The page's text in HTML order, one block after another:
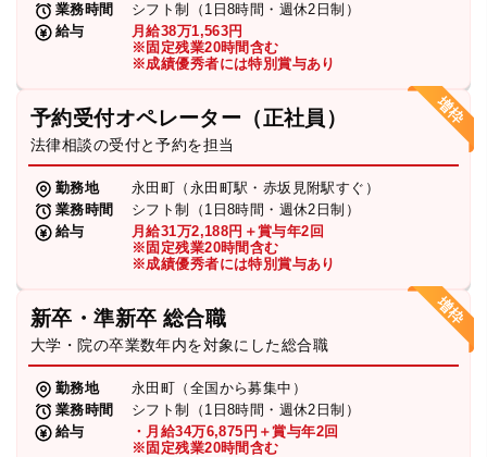
業務時間
シフト制（1日8時間・週休2日制）
給与
月給38万1,563円
※固定残業20時間含む
※成績優秀者には特別賞与あり
予約受付オペレーター（正社員）
法律相談の受付と予約を担当
勤務地
永田町（永田町駅・赤坂見附駅すぐ）
業務時間
シフト制（1日8時間・週休2日制）
給与
月給31万2,188円＋賞与年2回
※固定残業20時間含む
※成績優秀者には特別賞与あり
新卒・準新卒 総合職
大学・院の卒業数年内を対象にした総合職
勤務地
永田町（全国から募集中）
業務時間
シフト制（1日8時間・週休2日制）
給与
・月給34万6,875円＋賞与年2回
※固定残業20時間含む